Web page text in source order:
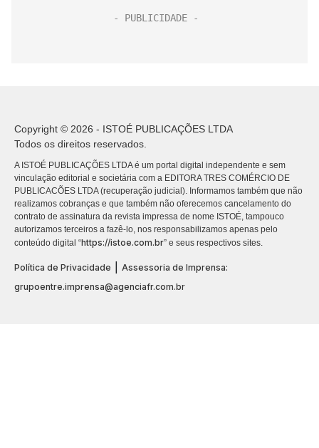
Copyright © 2026 - ISTOÉ PUBLICAÇÕES LTDA
Todos os direitos reservados.
A ISTOÉ PUBLICAÇÕES LTDA é um portal digital independente e sem
vinculação editorial e societária com a EDITORA TRES COMÉRCIO DE
PUBLICACÕES LTDA (recuperação judicial). Informamos também que não
realizamos cobranças e que também não oferecemos cancelamento do
contrato de assinatura da revista impressa de nome ISTOÉ, tampouco
autorizamos terceiros a fazê-lo, nos responsabilizamos apenas pelo
conteúdo digital “https://istoe.com.br” e seus respectivos sites.
Política de Privacidade
Assessoria de Imprensa:
grupoentre.imprensa@agenciafr.com.br